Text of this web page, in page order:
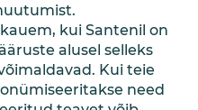
kui Santenil on
alusel selleks
Kui teie
need